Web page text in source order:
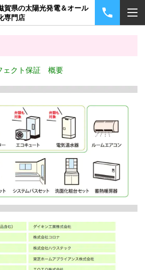
賀県の太陽光発電＆オール
専門店
ェクト保証 概要